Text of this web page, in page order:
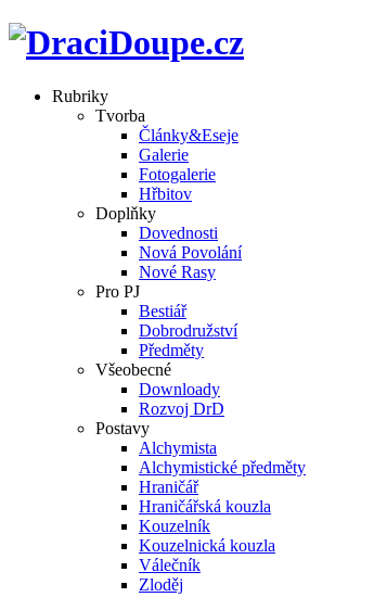
Rubriky
Tvorba
Články&Eseje
Galerie
Fotogalerie
Hřbitov
Doplňky
Dovednosti
Nová Povolání
Nové Rasy
Pro PJ
Bestiář
Dobrodružství
Předměty
Všeobecné
Downloady
Rozvoj DrD
Postavy
Alchymista
Alchymistické předměty
Hraničář
Hraničářská kouzla
Kouzelník
Kouzelnická kouzla
Válečník
Zloděj